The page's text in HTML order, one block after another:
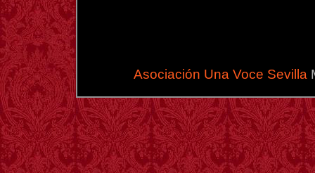
Asociación Una Voce Sevilla